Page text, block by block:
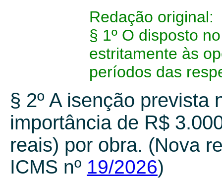
Redação original:
§ 1º O disposto
estritamente às
períodos das
§ 2º A isenção prevista
importância de R$
reais) por obra. (Nova
ICMS nº 19/2026)